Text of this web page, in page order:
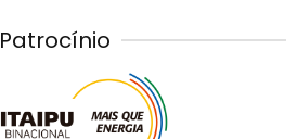
Patrocínio